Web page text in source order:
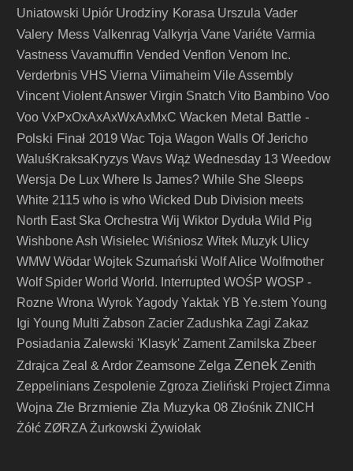
Uniatowski Upiór Urodziny Korasa Urszula Vader
Valery Mess Valkenrag Valkyrja Vane Variéte Varmia
Vastness Vavamuffin Vended Venflon Venom Inc.
Verderbnis VHS Vierna Viimaheim Vile Assembly
Vincent Violent Answer Virgin Snatch Vito Bambino Voo
Voo VxPxOxAxAxWxAxMxC Wacken Metal Battle -
Polski Finał 2019 Wac Toja Wagon Walls Of Jericho
WaluśKraksaKryzys Wavs Wąż Wednesday 13 Weedow
Wersja De Lux Where Is James? While She Sleeps
White 2115 who is who Wicked Dub Division meets
North East Ska Orchestra Wij Wiktor Dyduła Wild Pig
Wishbone Ash Wisielec Wiśniosz Witek Muzyk Ulicy
WMW Wödar Wojtek Szumański Wolf Alice Wolfmother
Wolf Spider World World. Interrupted WOŚP WOSP -
Rozne Wrona Wyrok Yagody Yaktak YB Ye.stem Young
Igi Young Multi Żabson Zacier Zadushka Zagi Zakaz
Posiadania Zalewski 'Klasyk' Zament Zamilska Zbeer
Zdrajca Zeal & Ardor Zeamsone Zelga Zenek Zenith
Zeppelinians Zespolenie Zgroza Zieliński Project Zimna
Wojna Złe Brzmienie Zła Muzyka 08 Złośnik ZNICH
Żółć ZØRZA Żurkowski Żywiołak